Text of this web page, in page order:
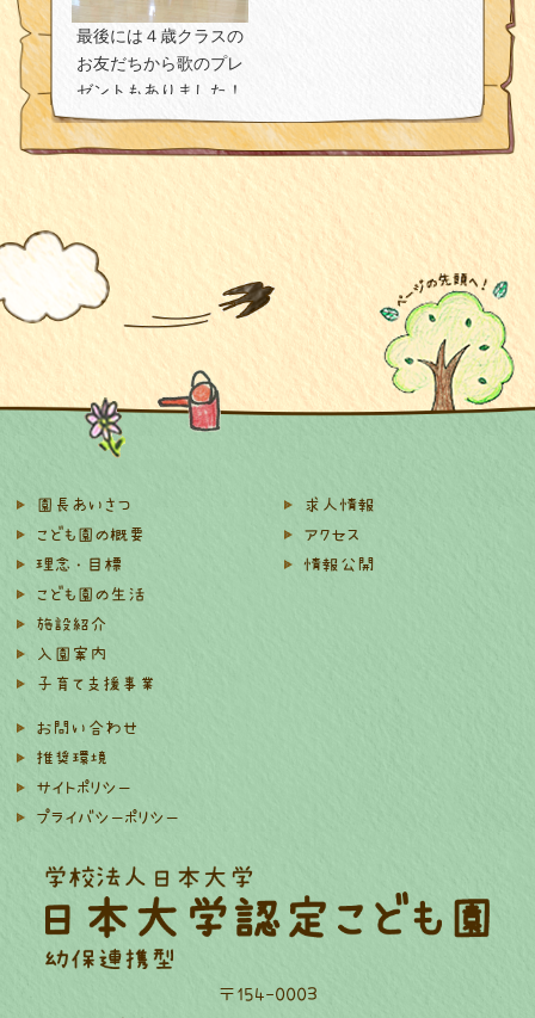
最後には４歳クラスの
お友だちから歌のプレ
ゼントもありました！
園長あいさつ
こども園の概要
理念・目標
こども園の生活
施設紹介
入園案内
子育て支援事業
求人情報
アクセス
情報公開
お問い合わせ
推奨環境
サイトポリシー
プライバシーポリシー
〒154-0003